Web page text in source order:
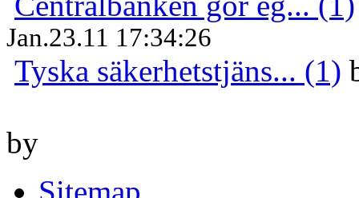
Jan.23.11 17:34:26
Tyska säkerhetstjäns... (1)
by
Sitemap